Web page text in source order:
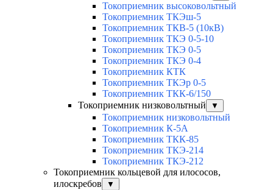
Токоприемник высоковольтный
Токоприемник ТКЭш-5
Токоприемник ТКВ-5 (10кВ)
Токоприемник ТКЭ 0-5-10
Токоприемник ТКЭ 0-5
Токоприемник ТКЭ 0-4
Токоприемник КТК
Токоприемник ТКЭр 0-5
Токоприемник ТКК-6/150
Токоприемник низковольтный
▼
Токоприемник низковольтный
Токоприемник К-5А
Токоприемник ТКК-85
Токоприемник ТКЭ-214
Токоприемник ТКЭ-212
Токоприемник кольцевой для илососов,
илоскребов
▼